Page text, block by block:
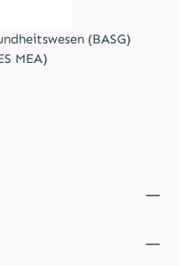
(BASG)
MEA)